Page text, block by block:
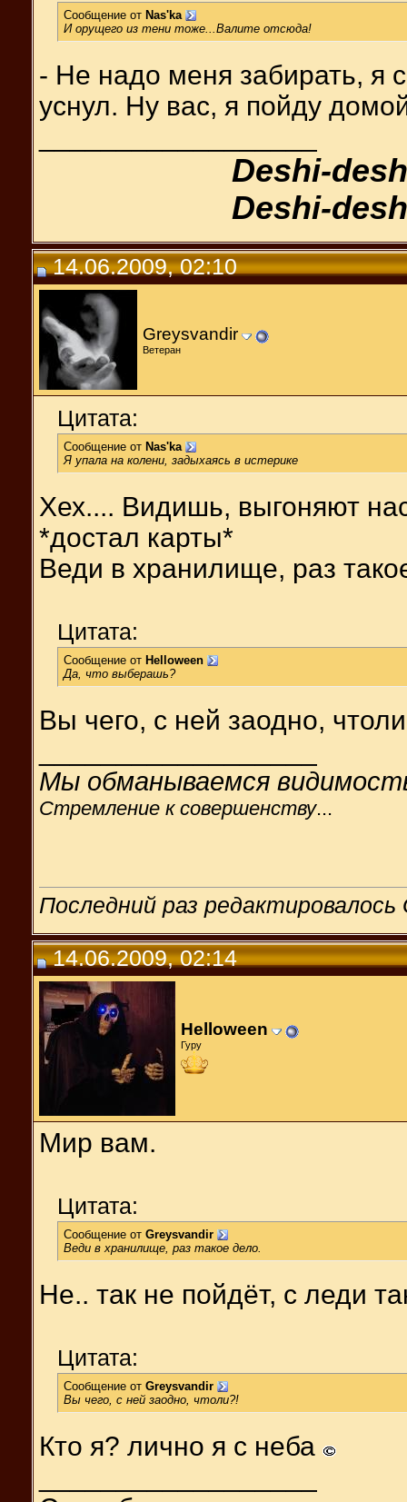
Сообщение от Nas'ka
И орущего из тени тоже...Валите отсюда!
- Не надо меня забирать, я
уснул. Ну вас, я пойду
Deshi-
Deshi-
14.06.2009, 02:10
Greysvandir
Ветеран
Цитата:
Сообщение от Nas'ka
Я упала на колени, задыхаясь в истерике
Хех.... Видишь, выгоняют
*достал карты*
Веди в хранилище, раз
Цитата:
Сообщение от Helloween
Да, что выберашь?
Вы чего, с ней заодно,
Мы обманываемся
Стремление к совершенству...
Последний раз
14.06.2009, 02:14
Helloween
Гуру
Мир вам.
Цитата:
Сообщение от Greysvandir
Веди в хранилище, раз такое дело.
Не.. так не пойдёт, с леди
Цитата:
Сообщение от Greysvandir
Вы чего, с ней заодно, чтоли?!
Кто я? лично я с неба